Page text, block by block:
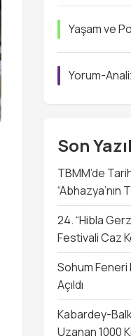
Yaşam ve
Yorum-
Son
TBMM’de
“Abhazya’nın
24. “Hibla
Festivali Caz
Sohum Feneri
Açıldı
Kabardey-
Uzanan 1000